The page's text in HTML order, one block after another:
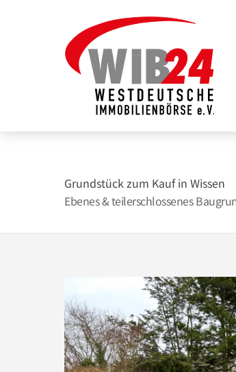
Grundstück zum Kauf in Wissen
Ebenes & teilerschlossenes